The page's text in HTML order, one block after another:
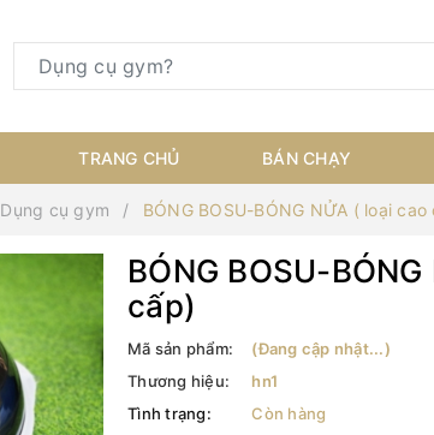
TRANG CHỦ BÁN CHẠY
Dụng cụ gym BÓNG BOSU-BÓNG NỬA ( loại cao
BÓNG BOSU-
cấp)
Mã sản phẩm:
(Đang cập nhật...)
Thương hiệu:
hn1
Tình trạng:
Còn hàng